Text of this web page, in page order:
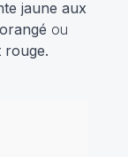
jaune aux
ou
rouge.